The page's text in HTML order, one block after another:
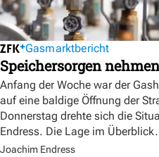
Gasmarktbericht
Speichersorgen
Anfang der Woche war der
auf eine baldige Öffnung der
Donnerstag drehte sich die
Endress. Die Lage im Überblick.
Joachim Endress